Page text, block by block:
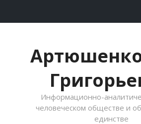
Информационно-
человеческом обществе и
единстве